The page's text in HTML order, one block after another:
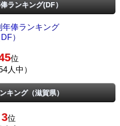
ランキング(DF）
年俸ランキング
DF）
位
人中）
キング（滋賀県）
3位